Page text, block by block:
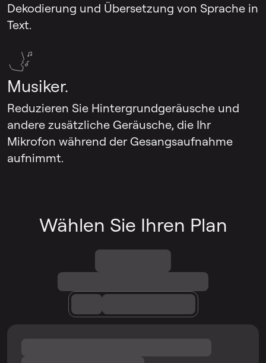
Dekodierung und Übersetzung von Sprache in
Text.
Musiker.
Reduzieren Sie Hintergrundgeräusche und
andere zusätzliche Geräusche, die Ihr
Mikrofon während der Gesangsaufnahme
aufnimmt.
Wählen Sie Ihren Plan